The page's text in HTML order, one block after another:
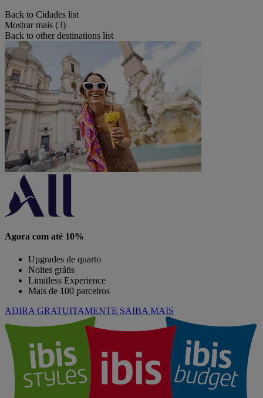
Back to Cidades list
Mostrar mais (3)
Back to other destinations list
Agora com até 10%
Upgrades de quarto
Noites grátis
Limitless Experience
Mais de 100 parceiros
ADIRA GRATUITAMENTE SAIBA MAIS